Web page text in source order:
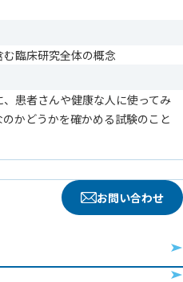
臨床研究全体の概念
患者さんや健康な人に使ってみ
かどうかを確かめる試験のこと
お問い合わせ